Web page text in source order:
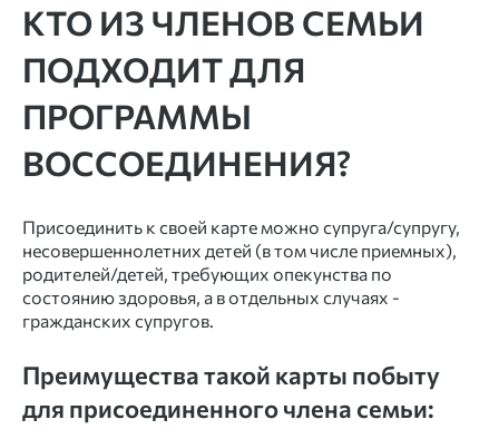
КТО ИЗ ЧЛЕНОВ СЕМЬИ
ПОДХОДИТ ДЛЯ
ПРОГРАММЫ
ВОССОЕДИНЕНИЯ?
Присоединить к своей карте можно супруга/супругу,
несовершеннолетних детей (в том числе приемных),
родителей/детей, требующих опекунства по
состоянию здоровья, а в отдельных случаях -
гражданских супругов.
Преимущества такой карты побыту
для присоединенного члена семьи: